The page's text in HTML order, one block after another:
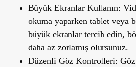
Büyük Ekranlar Kullanın:
okuma yaparken tablet veya
büyük ekranlar tercih edin,
daha az zorlamış olursunuz.
Düzenli Göz Kontrolleri: Göz